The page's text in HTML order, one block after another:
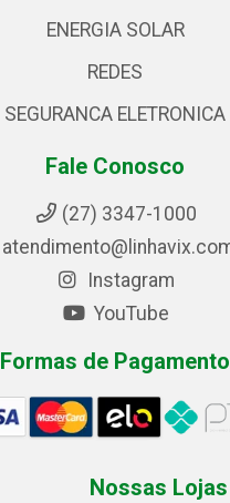
ENERGIA SOLAR
REDES
SEGURANCA ELETRONICA
Fale Conosco
(27) 3347-1000
Instagram
YouTube
Formas de Pagamento
Nossas Lojas